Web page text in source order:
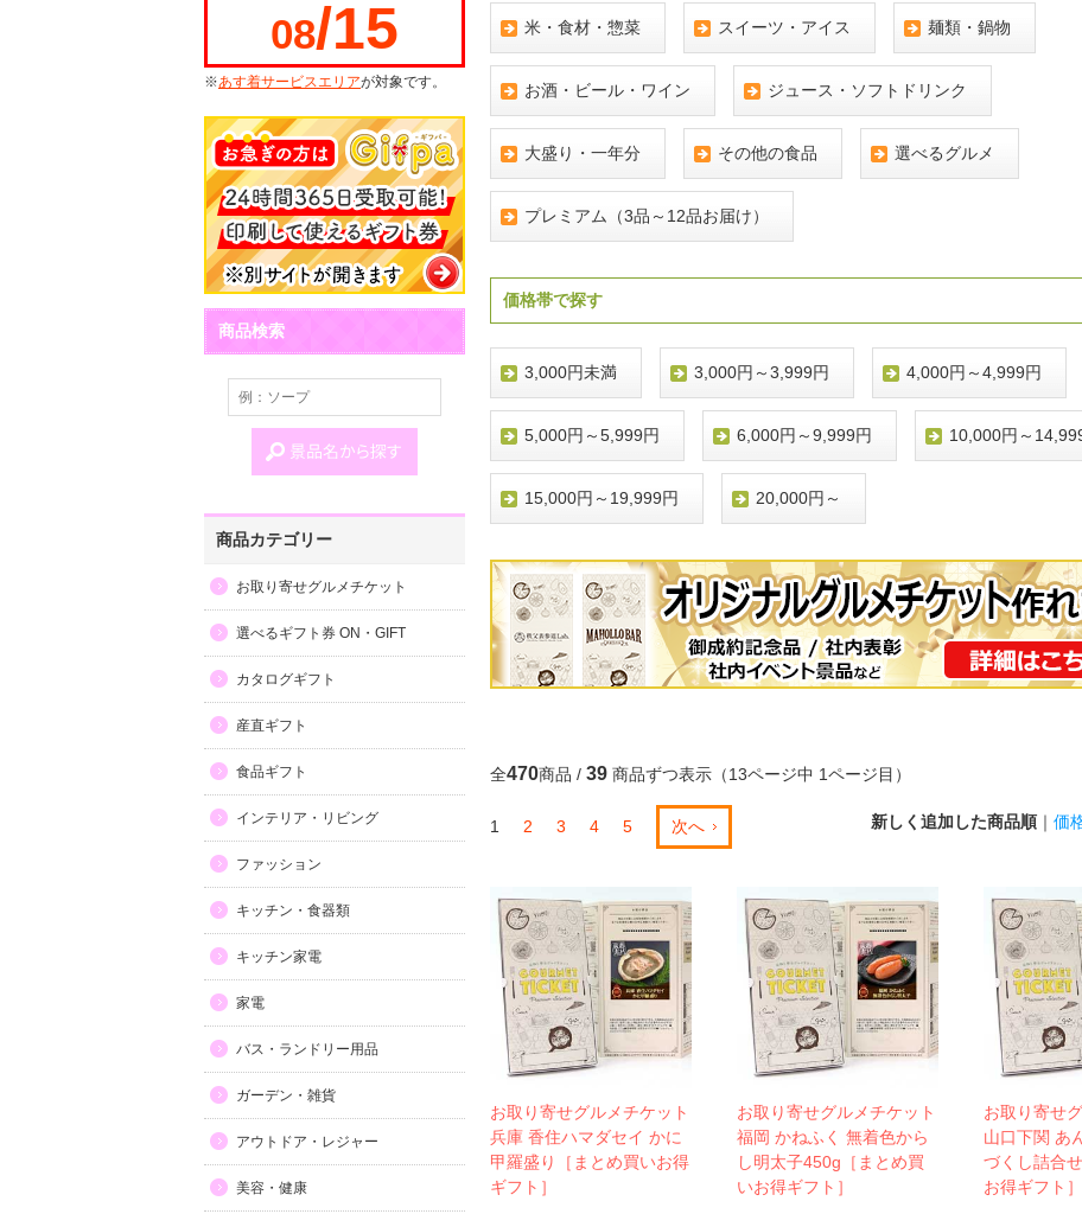
08/15
※あす着サービスエリアが対象です。
商品検索
商品カテゴリー
お取り寄せグルメチケット
選べるギフト券 ON・GIFT
カタログギフト
産直ギフト
食品ギフト
インテリア・リビング
ファッション
キッチン・食器類
キッチン家電
家電
バス・ランドリー用品
ガーデン・雑貨
アウトドア・レジャー
美容・健康
米・食材・惣菜 スイーツ・アイス 麺類・鍋物
お酒・ビール・ワイン ジュース・ソフトドリンク
大盛り・一年分 その他の食品 選べるグルメ
プレミアム（3品～12品お届け）
価格帯で探す
3,000円未満 3,000円～3,999円 4,000円～4,999円
5,000円～5,999円 6,000円～9,999円 10,000円～
15,000円～19,999円 20,000円～
全470商品 / 39 商品ずつ表示（13ページ中 1ページ目）
新しく追加した商品順 ｜ 価
1 2 3 4 5 次へ
お取り寄せグルメチケット
兵庫 香住ハマダセイ かに
甲羅盛り［まとめ買いお得
ギフト］
お取り寄せグルメチケット
福岡 かねふく 無着色から
し明太子450g［まとめ買
いお得ギフト］
お取り寄せ
山口下関 あ
づくし詰合
お得ギフト］